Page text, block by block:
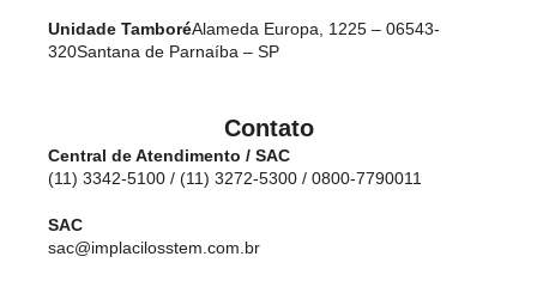
Unidade TamboréAlameda Europa, 1225 – 06543-
320Santana de Parnaíba – SP
Contato
Central de Atendimento / SAC
(11) 3342-5100 / (11) 3272-5300 / 0800-7790011
SAC
sac@implacilosstem.com.br